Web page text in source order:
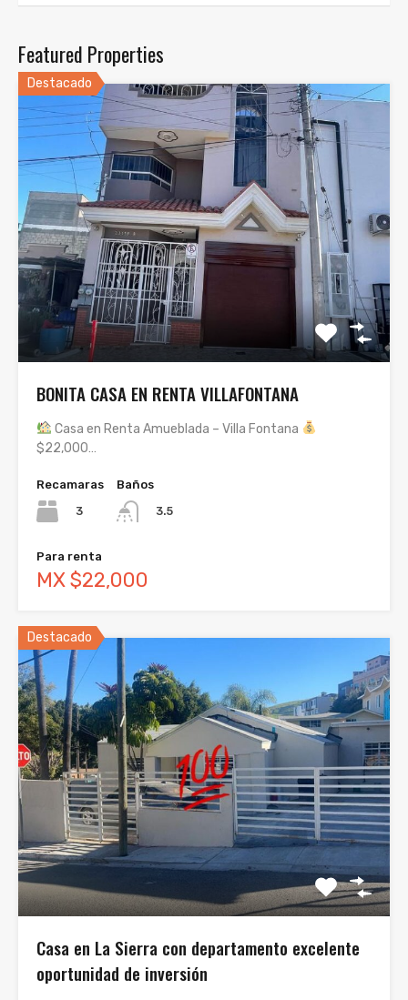
Featured Properties
Destacado
BONITA CASA EN RENTA VILLAFONTANA
Casa en Renta Amueblada – Villa Fontana
$22,000…
Recamaras
3
Baños
3.5
Para renta
MX $22,000
Destacado
Casa en La Sierra con departamento excelente
oportunidad de inversión